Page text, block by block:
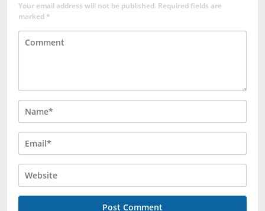
Your email address will not be published. Required fields are
marked*